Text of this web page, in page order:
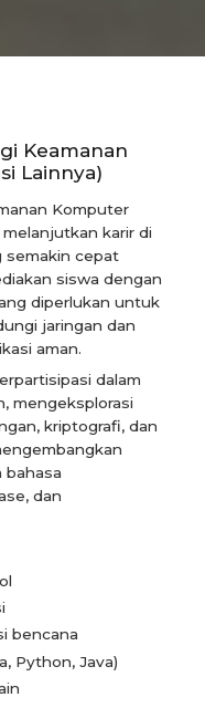
Keamanan
Lainnya)
Komputer
karir di
semakin cepat
siswa dengan
diperlukan untuk
jaringan dan
aman.
dalam
mengeksplorasi
kriptografi, dan
bahasa
dan
bencana
Python, Java)